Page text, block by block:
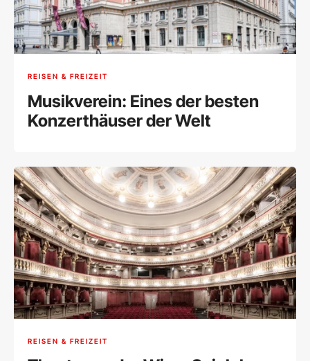
REISEN & FREIZEIT
Musikverein: Eines der besten
Konzerthäuser der Welt
REISEN & FREIZEIT